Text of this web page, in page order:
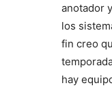
anotador
los
fin creo
hay